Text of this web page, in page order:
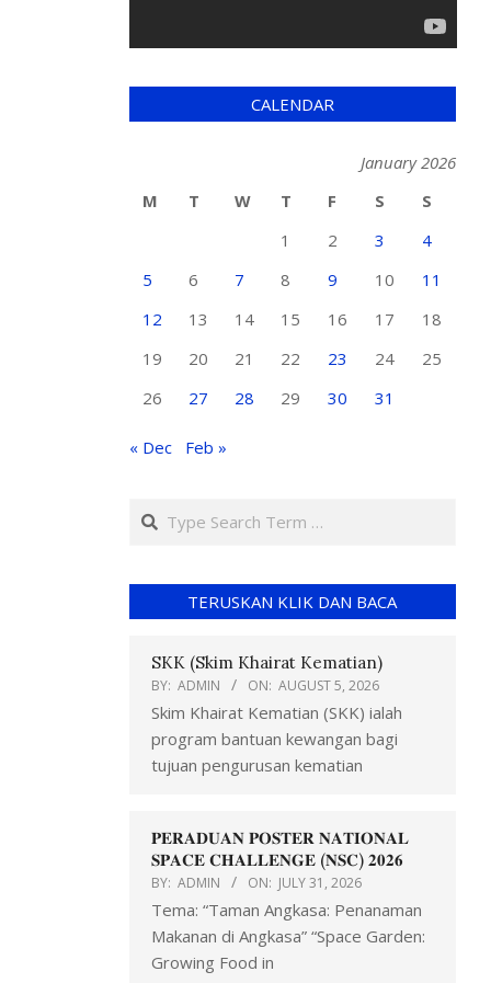
CALENDAR
January 2026
M
T W T F S
S
1
2 3
4
5
6 7 8 9 10
11
12
13 14 15 16 17
18
19
20 21 22 23 24
25
26
27 28 29 30 31
« Dec Feb »
TERUSKAN KLIK DAN BACA
SKK (Skim Khairat Kematian)
BY: ADMIN ON: AUGUST 5, 2026
Skim Khairat Kematian (SKK) ialah
program bantuan kewangan bagi
tujuan pengurusan kematian
𝐏𝐄𝐑𝐀𝐃𝐔𝐀𝐍 𝐏𝐎𝐒𝐓𝐄𝐑 𝐍𝐀𝐓𝐈𝐎𝐍𝐀𝐋
𝐒𝐏𝐀𝐂𝐄 𝐂𝐇𝐀𝐋𝐋𝐄𝐍𝐆𝐄 (𝐍𝐒𝐂) 𝟐𝟎𝟐𝟔
BY: ADMIN ON: JULY 31, 2026
Tema: “Taman Angkasa: Penanaman
Makanan di Angkasa” “Space Garden:
Growing Food in